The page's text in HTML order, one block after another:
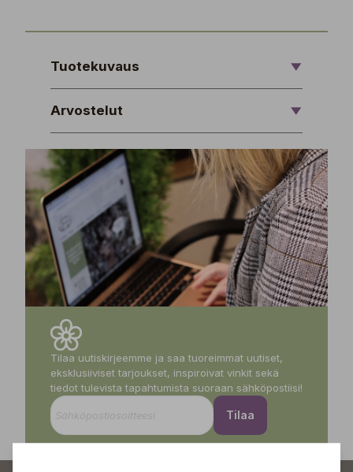
Tuotekuvaus
Arvostelut
Tilaa uutiskirjeemme ja saa tuoreimmat uutiset,
eksklusiiviset tarjoukset, inspiroivat vinkit sekä
tiedot tulevista tapahtumista suoraan sähköpostiisi!
Tilaa